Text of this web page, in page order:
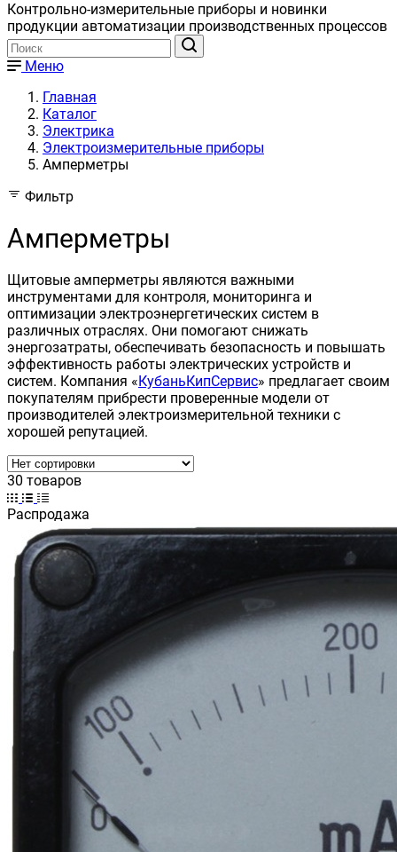
Контрольно-измерительные приборы и новинки
продукции автоматизации производственных процессов
Меню
Главная
Каталог
Электрика
Электроизмерительные приборы
Амперметры
Фильтр
Амперметры
Щитовые амперметры являются важными
инструментами для контроля, мониторинга и
оптимизации электроэнергетических систем в
различных отраслях. Они помогают снижать
энергозатраты, обеспечивать безопасность и повышать
эффективность работы электрических устройств и
систем. Компания «КубаньКипСервис» предлагает своим
покупателям прибрести проверенные модели от
производителей электроизмерительной техники с
хорошей репутацией.
30 товаров
Распродажа